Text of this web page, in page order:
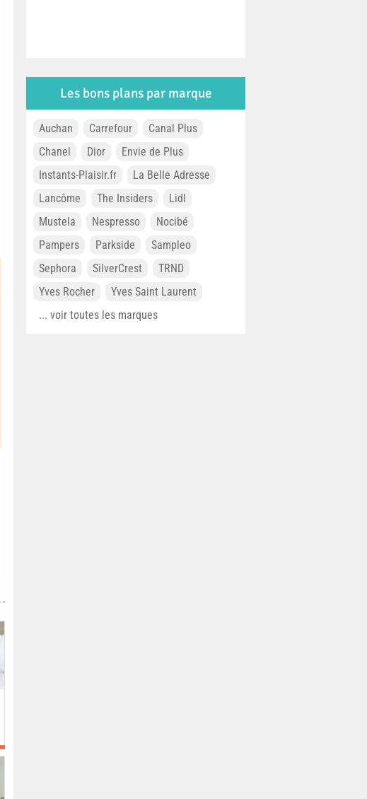
Les bons plans par marque
Auchan Carrefour
Canal Plus
Chanel
Dior
Envie de Plus
Instants-Plaisir.fr
La Belle Adresse
Lancôme
The Insiders
Lidl
Mustela
Nespresso
Nocibé
Pampers
Parkside
Sampleo
Sephora
SilverCrest
TRND
Yves Rocher
Yves Saint Laurent
... voir toutes les marques